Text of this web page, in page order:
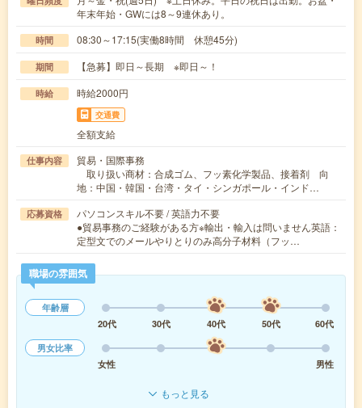
年末年始・GWには8～9連休あり。
時間 08:30～17:15(実働8時間 休憩45分)
期間 【急募】即日～長期 ※即日～！
時給 時給2000円
交通費
全額支給
仕事内容
貿易・国際事務
取り扱い商材：合成ゴム、フッ素化学製品、接着剤 向
地：中国・韓国・台湾・タイ・シンガポール・インド…
応募資格
パソコンスキル不要 / 英語力不要
●貿易事務のご経験がある方※輸出・輸入は問いません英語：
定型文でのメールやりとりのみ高分子材料（フッ…
職場の雰囲気
年齢層
20代
30代 40代 50代
60代
男女比率
女性
男性
もっと見る